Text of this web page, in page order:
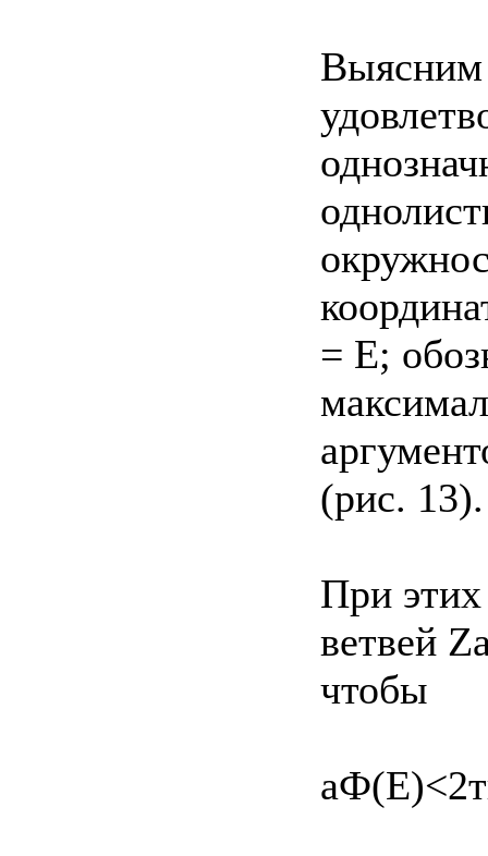
Выясним
= E;
(рис. 13).
При этих
ветвей
чтобы